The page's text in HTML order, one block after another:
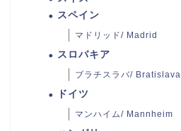
スペイン
マドリッド/ Madrid
スロバキア
ブラチスラバ/ Bratislava
ドイツ
マンハイム/ Mannheim